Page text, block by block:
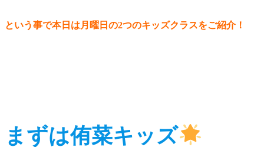
という事で本日は月曜日の2つのキッズクラスをご紹介！
まずは侑菜キッズ